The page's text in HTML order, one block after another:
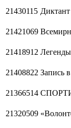
21430115
21421069
21418912
21408822 Запись
21366514
21320509